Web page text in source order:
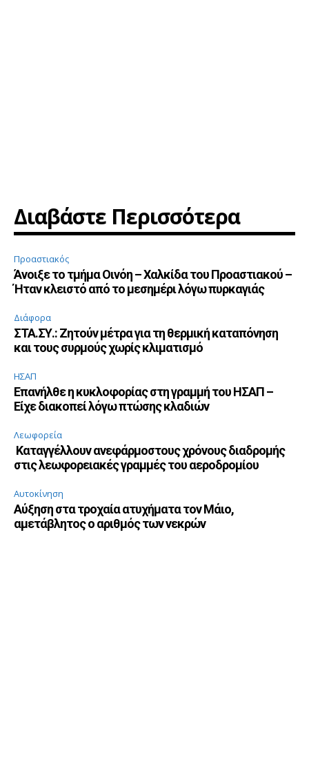
Διαβάστε Περισσότερα
Προαστιακός
Άνοιξε το τμήμα Οινόη – Χαλκίδα του Προαστιακού –
Ήταν κλειστό από το μεσημέρι λόγω πυρκαγιάς
Διάφορα
ΣΤΑ.ΣΥ.: Ζητούν μέτρα για τη θερμική καταπόνηση
και τους συρμούς χωρίς κλιματισμό
ΗΣΑΠ
Επανήλθε η κυκλοφορίας στη γραμμή του ΗΣΑΠ –
Είχε διακοπεί λόγω πτώσης κλαδιών
Λεωφορεία
Καταγγέλλουν ανεφάρμοστους χρόνους διαδρομής
στις λεωφορειακές γραμμές του αεροδρομίου
Αυτοκίνηση
Αύξηση στα τροχαία ατυχήματα τον Μάιο,
αμετάβλητος ο αριθμός των νεκρών